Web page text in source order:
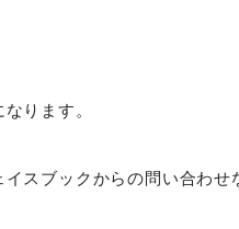
ります。
スブックからの問い合わせ